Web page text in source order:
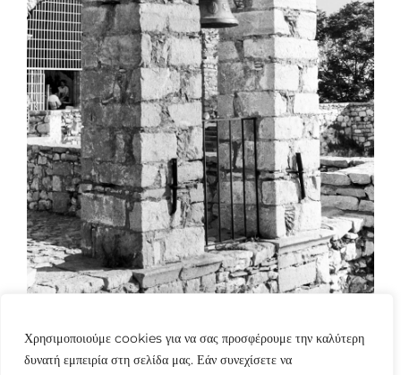
Χρησιμοποιούμε cookies για να σας προσφέρουμε την καλύτερη
δυνατή εμπειρία στη σελίδα μας. Εάν συνεχίσετε να